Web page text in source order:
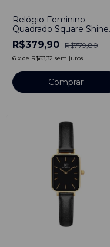
Relógio Feminino
Quadrado Square Shine
Preto Bicolor Aço
Inoxidável Gomos
R$379,90 R$779,80
6 x de R$63,32 sem juros
Comprar